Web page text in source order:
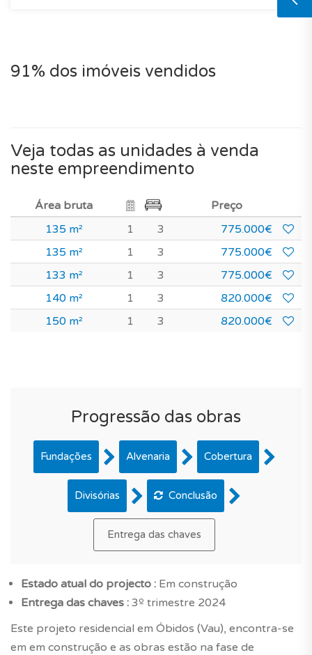
91% dos imóveis vendidos
Veja todas as unidades à venda
neste empreendimento
Área bruta
Preço
135 m²
1 3
775.000€
135 m²
1 3
775.000€
133 m²
1 3
775.000€
140 m²
1 3
820.000€
150 m²
1 3 820.000€
Progressão das obras
Fundações Alvenaria Cobertura
Divisórias Conclusão
Entrega das chaves
Estado atual do projecto : Em construção
Entrega das chaves : 3º trimestre 2024
Este projeto residencial em Óbidos (Vau), encontra-se
em em construção e as obras estão na fase de